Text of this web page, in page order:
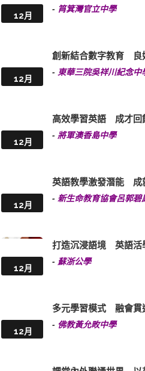
12月
- 筲箕灣官立中學
12月
創新結合數字教育 良
- 東華三院吳祥川紀念中
12月
高效學習英語 成才回
- 將軍澳香島中學
12月
英語教學激發潛能 成
- 新生命教育協會呂郭碧
12月
打造沉浸語境 英語活
- 蘇浙公學
12月
多元學習模式 融會貫
- 佛教黃允畋中學